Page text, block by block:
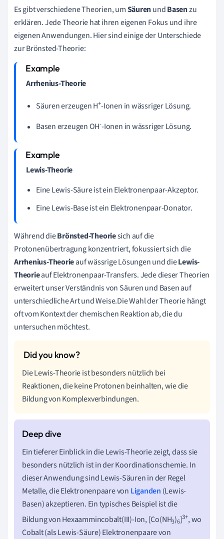
Es gibt verschiedene Theorien, umSäurenundBasenzu
erklären. Jede Theorie hat ihren eigenen Fokus und ihre
eigenen Anwendungen. Hier sind einige der Unterschiede
zur Brönsted-Theorie:
Arrhenius-Theorie
Säuren erzeugen H+-Ionen in wässriger Lösung.
Basen erzeugen OH--Ionen in wässriger Lösung.
Lewis-Theorie
Eine Lewis-Säure ist ein Elektronenpaar-Akzeptor.
Eine Lewis-Base ist ein Elektronenpaar-Donator.
Während dieBrönsted-Theoriesich auf die
Protonenübertragung konzentriert, fokussiert sich die
Arrhenius-Theorieauf wässrige Lösungen und dieLewis-
Theorieauf Elektronenpaar-Transfers. Jede dieser Theorien
erweitert unser Verständnis von Säuren und Basen auf
unterschiedliche Art und Weise.Die Wahl der Theorie hängt
oft vom Kontext der chemischen Reaktion ab, die du
untersuchen möchtest.
Die Lewis-Theorie ist besonders nützlich bei
Reaktionen, die keine Protonen beinhalten, wie die
Bildung von Komplexverbindungen.
Ein tieferer Einblick in die Lewis-Theorie zeigt, dass sie
besonders nützlich ist in der Koordinationschemie. In
dieser Anwendung sind Lewis-Säuren in der Regel
Metalle, die Elektronenpaare von Liganden (Lewis-
Basen) akzeptieren. Ein typisches Beispiel ist die
Bildung von Hexaammincobalt(III)-Ion, [Co(NH3)6]3+, wo
Cobalt (als Lewis-Säure) Elektronenpaare von